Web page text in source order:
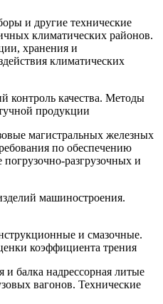
и другие технические
климатических районов.
хранения и
климатических
контроль качества. Методы
продукции
магистральных железных
по обеспечению
разгрузочных и
машиностроения.
и смазочные.
коэффициента трения
балка надрессорная литые
вагонов. Технические